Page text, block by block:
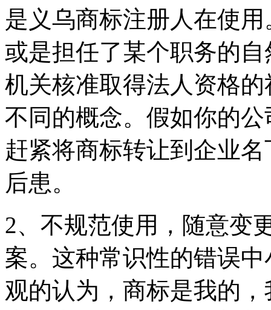
是义乌商标注册人在使
或是担任了某个职务的
机关核准取得法人资格
不同的概念。假如你的
赶紧将商标转让到企业
后患。
2、不规范使用，随意变
案。这种常识性的错误
观的认为，商标是我的